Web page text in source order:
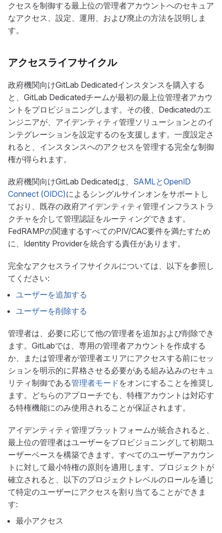
クセスを制御する最上位の管理者アカウントへのセキュア
なアクセス、設定、運用、および廃止の方法を説明しま
す。
アクセスライフサイクル
政府機関向けGitLab Dedicatedインスタンスを購入する
と、GitLab Dedicatedチームが最初の最上位管理者アカウ
ントをプロビジョニングします。その後、Dedicatedのエ
ンジニアが、アイデンティティ管理ソリューションとのイ
ンテグレーションを設定するのを支援します。一度設定さ
れると、インスタンスへのアクセスを管理する完全な制御
権が得られます。
政府機関向けGitLab Dedicatedは、 SAMLとOpenID
Connect (OIDC)によるシングルサインオンをサポートし
ており、既存の政府アイデンティティ管理インフラストラ
クチャを介して管理認証をルーティングできます。
FedRAMPの関連するすべてのPIV/CAC要件を満たすため
に、Identity Providerを統合する責任があります。
完全なアクセスライフサイクルについては、以下を参照し
てください:
ユーザーを追加する
ユーザーを削除する
管理者は、必要に応じて他の管理者を追加および削除でき
ます。GitLabでは、専用の管理者アカウントを作成する
か、または管理者が管理者エリアにアクセスする前にセッ
ションを明示的に昇格させる必要がある組み込みのセキュ
リティ制御である管理者モード をオンにすることを推奨し
ます。どちらのアプローチでも、特権アカウントは対応す
る特権機能にのみ使用されることが保証されます。
アイデンティティ管理プラットフォームが統合されると、
最上位の管理者はユーザーをプロビジョニングして初期ユ
ーザーベースを構築できます。すべてのユーザーアカウン
トに対して最小特権の原則を適用します。プロジェクトが
確立されると、以下のプロジェクトレベルのロールを通じ
て特定のユーザーにアクセスを割り当てることができま
す:
最小アクセス